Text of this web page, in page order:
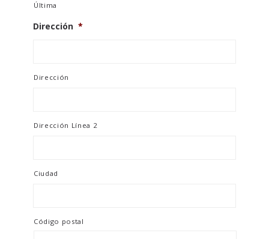
Última
Dirección *
Dirección
Dirección Línea 2
Ciudad
Código postal